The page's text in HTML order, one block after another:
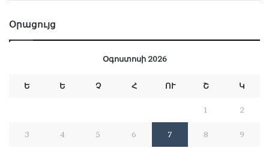
Օրացույց
Օգոստոսի 2026
Ե Ե Չ Հ ՈՒ Շ Կ
1 2
3 4 5 6 7 8 9